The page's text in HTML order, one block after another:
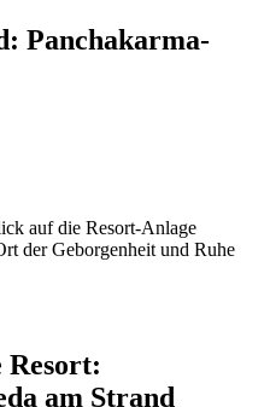
Panchakarma-
Resort:
am Strand